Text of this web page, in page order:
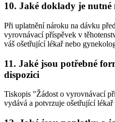
10. Jaké doklady je nutné
Při uplatnění nároku na dávku
vyrovnávací příspěvek v
váš ošetřující lékař nebo
11. Jaké jsou potřebné
dispozici
Tiskopis "Žádost o vyrovnávací
vydává a potvrzuje ošetřující lékař